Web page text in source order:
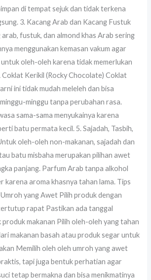
di tempat sejuk dan tidak terkena
3. Kacang Arab dan Kacang Fustuk
fustuk, dan almond khas Arab sering
menggunakan kemasan vakum agar
oleh-oleh karena tidak memerlukan
Coklat Kerikil (Rocky Chocolate) Coklat
ini tidak mudah meleleh dan bisa
minggu tanpa perubahan rasa.
sama-sama menyukainya karena
batu permata kecil. 5. Sajadah, Tasbih,
oleh-oleh non-makanan, sajadah dan
batu misbaha merupakan pilihan awet
panjang. Parfum Arab tanpa alkohol
karena aroma khasnya tahan lama. Tips
yang Awet Pilih produk dengan
rapat Pastikan ada tanggal
makanan Pilih oleh-oleh yang tahan
makanan basah atau produk segar untuk
Memilih oleh oleh umroh yang awet
tapi juga bentuk perhatian agar
tetap bermakna dan bisa menikmatinya